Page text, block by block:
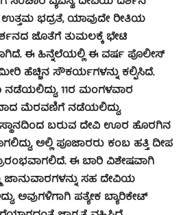
ಉತ್ತಮ ಭದ್ರತೆ, ಯಾವುದೇ ರೀತಿಯ
ಜೊತೆಗೆ ತುಮಲಕ್ಕೆ ಭೇಟಿ
ಈ ಹಿನ್ನೆಲೆಯಲ್ಲಿ ಈ ವರ್ಷ ಪೊಲೀಸ್
ಹೆಚ್ಚಿನ ಸೌಕರ್ಯಗಳನ್ನು ಕಲ್ಪಿಸಿದೆ.
ನಡೆಯಲಿದ್ದು, 11ರ ಮಂಗಳವಾರ
ಮೆರವಣಿಗೆ ನಡೆಯಲಿದ್ದು,
ಬರುವ ದೇವಿ ಊರ ಹೊರಗಿನ
ಅಲ್ಲಿ ಪೂಜಾರರು ಕಂಬ ಹತ್ತಿ ದೀಪ
ಈ ಬಾರಿ ವಿಶೇಷವಾಗಿ
ಜಾನುವಾರಗಳನ್ನು ಸಹ ದೇವಿಯ
ಅವುಗಳಿಗಾಗಿ ಪತ್ಯೇಕ ಬ್ಯಾರಿಕೇಟ್